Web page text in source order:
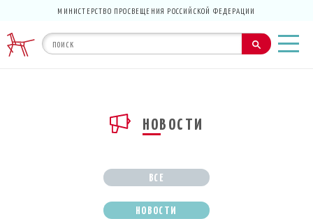
МИНИСТЕРСТВО ПРОСВЕЩЕНИЯ РОССИЙСКОЙ ФЕДЕРАЦИИ
НОВОСТИ
ВСЕ
НОВОСТИ